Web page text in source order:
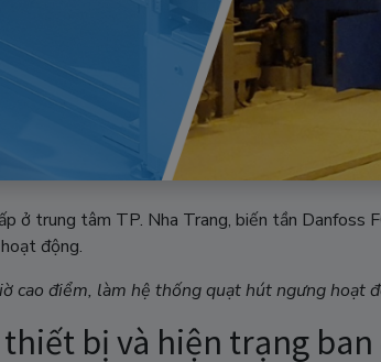
ở trung tâm TP. Nha Trang, biến tần
động.
cao điểm, làm hệ thống quạt hút ngưng hoạt
bị và hiện trạng ban